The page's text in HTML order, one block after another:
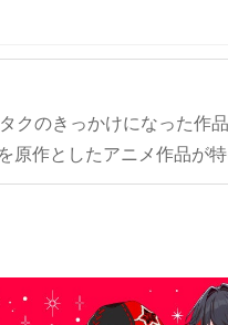
クのきっかけになった作
原作としたアニメ作品が特